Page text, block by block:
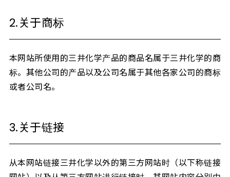
2.关于商标
本网站所使用的三井化学产品的商品名属于三井化学的商
标。其他公司的产品以及公司名属于其他各家公司的商标
或者公司名。
3.关于链接
从本网站链接三井化学以外的第三方网站时（以下称链接